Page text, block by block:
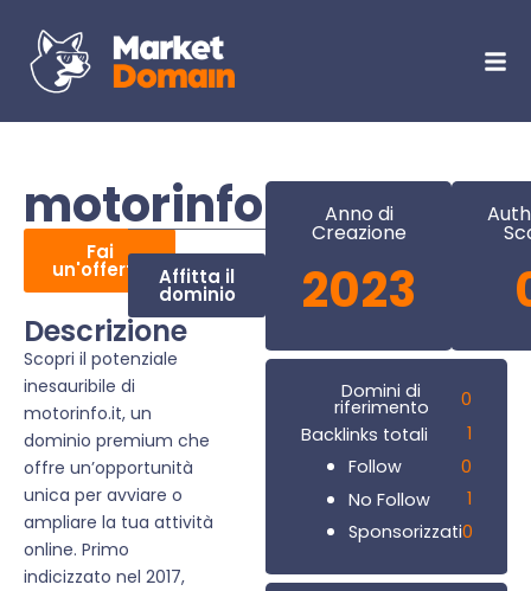
motorinfo.it
Fai
un'offerta Affitta il
dominio
Descrizione
Scopri il potenziale
inesauribile di
motorinfo.it, un
dominio premium che
offre un’opportunità
unica per avviare o
ampliare la tua attività
online. Primo
indicizzato nel 2017,
Anno di
Creazione
2023
Domini di
riferimento
0
Backlinks totali
1
Follow
0
No Follow
1
Sponsorizzati0